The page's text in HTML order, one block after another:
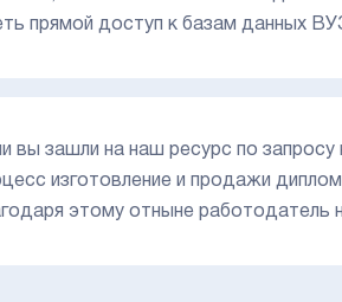
прямой доступ к базам данных
вы зашли на наш ресурс по запросу
изготовление и продажи
этому отныне работодатель